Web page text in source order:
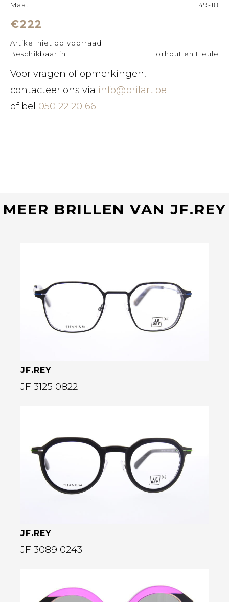
Maat: 49-18
€222
Artikel niet op voorraad
Beschikbaar in
Torhout en Heule
Voor vragen of opmerkingen,
contacteer ons via info@brilart.be
of bel 050 22 20 66
MEER BRILLEN VAN JF.REY
JF.REY
JF 3125 0822
JF.REY
JF 3089 0243
Bekijk deze bril